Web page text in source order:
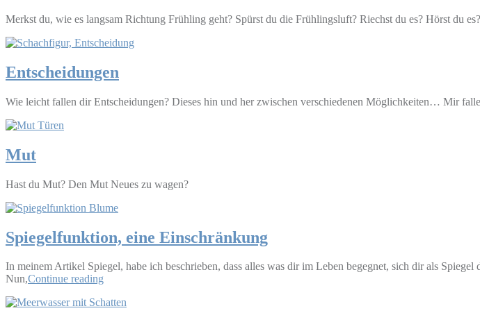
Merkst du, wie es langsam Richtung Frühling geht? Spürst du die Frühlingsluft? Riechst du es? Hörst du es?
Entscheidungen
Wie leicht fallen dir Entscheidungen? Dieses hin und her zwischen verschiedenen Möglichkeiten… Mir
Mut
Hast du Mut? Den Mut Neues zu wagen?
Spiegelfunktion, eine Einschränkung
In meinem Artikel Spiegel, habe ich beschrieben, dass alles was dir im Leben begegnet, sich dir als
Nun,Continue reading